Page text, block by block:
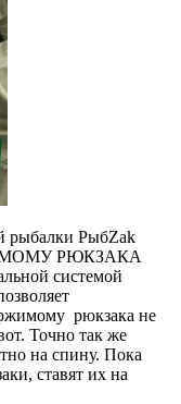
рыбалки РыбZak
РЮКЗАКА
системой
рюкзака не
Точно так же
на спину. Пока
ставят их на